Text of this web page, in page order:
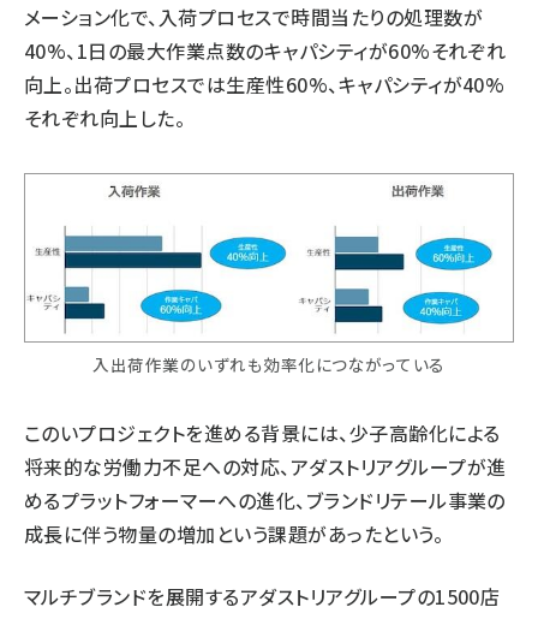
メーション化で、入荷プロセスで時間当たりの処理数が
40%、1日の最大作業点数のキャパシティが60%それぞれ
向上。出荷プロセスでは生産性60%、キャパシティが40%
それぞれ向上した。
入出荷作業のいずれも効率化につながっている
このいプロジェクトを進める背景には、少子高齢化による
将来的な労働力不足への対応、アダストリアグループが進
めるプラットフォーマーへの進化、ブランドリテール事業の
成長に伴う物量の増加という課題があったという。
マルチブランドを展開するアダストリアグループの1500店